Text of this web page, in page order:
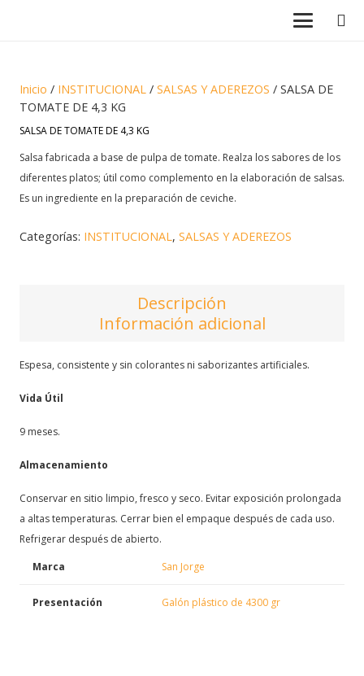
Inicio / INSTITUCIONAL / SALSAS Y ADEREZOS / SALSA DE
TOMATE DE 4,3 KG
SALSA DE TOMATE DE 4,3 KG
Salsa fabricada a base de pulpa de tomate. Realza los sabores de los
diferentes platos; útil como complemento en la elaboración de salsas.
Es un ingrediente en la preparación de ceviche.
Categorías: INSTITUCIONAL , SALSAS Y ADEREZOS
Descripción
Información adicional
Espesa, consistente y sin colorantes ni saborizantes artificiales.
Vida Útil
9 meses.
Almacenamiento
Conservar en sitio limpio, fresco y seco. Evitar exposición prolongada
a altas temperaturas. Cerrar bien el empaque después de cada uso.
Refrigerar después de abierto.
Marca
San Jorge
Presentación Galón plástico de 4300 gr